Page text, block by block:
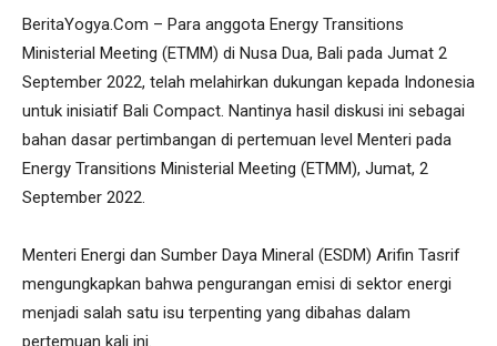
BeritaYogya.Com – Para anggota Energy Transitions
Ministerial Meeting (ETMM) di Nusa Dua, Bali pada Jumat 2
September 2022, telah melahirkan dukungan kepada Indonesia
untuk inisiatif Bali Compact. Nantinya hasil diskusi ini sebagai
bahan dasar pertimbangan di pertemuan level Menteri pada
Energy Transitions Ministerial Meeting (ETMM), Jumat, 2
September 2022.
Menteri Energi dan Sumber Daya Mineral (ESDM) Arifin Tasrif
mengungkapkan bahwa pengurangan emisi di sektor energi
menjadi salah satu isu terpenting yang dibahas dalam
pertemuan kali ini.